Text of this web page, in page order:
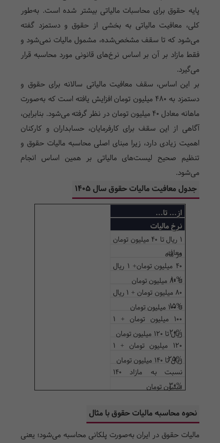
پایه حقوق برای محاسبات مالیاتی بیشتر شده است. به‌طور
کلی، معافیت مالیاتی به بخشی از حقوق و دستمزد گفته
می‌شود که تا سقف مشخص‌شده، مشمول مالیات نمی‌شود و
فقط مازاد بر آن بر اساس نرخ‌های قانونی مورد محاسبه قرار
می‌گیرد.
بر این اساس، سقف معافیت مالیاتی سالانه برای حقوق و
دستمزد به 480 میلیون تومان افزایش یافته است که به‌صورت
ماهانه معادل 40 میلیون تومان در نظر گرفته می‌شود. بنابراین،
آگاهی از این سقف برای کارفرمایان، حسابداران و کارکنان
اهمیت زیادی دارد، زیرا مبنای اصلی محاسبه مالیات حقوق و
تنظیم صحیح لیست‌های مالیاتی بر همین اساس انجام
می‌شود.
جدول معافیت مالیات حقوق سال 1405
از... تا...
نرخ مالیات
1 ریال تا 40 میلیون تومان
در ماه
معاف
40 میلیون تومان+ 1 ریال
تا 80 میلیون تومان
10%
80 میلیون تومان + 1 ریال
تا 100 میلیون تومان
15%
100 میلیون تومان + 1
ریال تا 120 میلیون تومان
20%
120 میلیون تومان + 1
ریال تا 140 میلیون تومان
25%
نسبت به مازاد 140
میلیون تومان
30%
نحوه محاسبه مالیات حقوق با مثال
مالیات حقوق در ایران به‌صورت پلکانی محاسبه می‌شود؛ یعنی